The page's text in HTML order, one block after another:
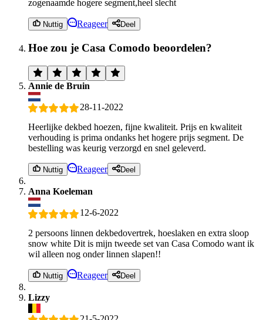
zogenaamde hogere segment,heel slecht
Nuttig Reageer Deel
Hoe zou je Casa Comodo beoordelen?
Annie de Bruin
28-11-2022
Heerlijke dekbed hoezen, fijne kwaliteit. Prijs en kwaliteit
verhouding is prima ondanks het hogere prijs segment. De
bestelling was keurig verzorgd en snel geleverd.
Nuttig Reageer Deel
Anna Koeleman
12-6-2022
2 persoons linnen dekbedovertrek, hoeslaken en extra sloop
snow white Dit is mijn tweede set van Casa Comodo want ik
wil alleen nog onder linnen slapen!!
Nuttig Reageer Deel
Lizzy